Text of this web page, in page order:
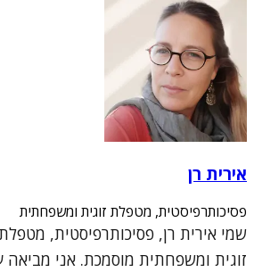
אירית רן
פסיכותרפיסטית, מטפלת זוגית ומשפחתית
שמי אירית רן, פסיכותרפיסטית,
זוגית ומשפחתית מוסמכת. אני מביאה